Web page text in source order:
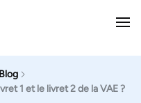
Blog
1 et le livret 2 de la VAE ?